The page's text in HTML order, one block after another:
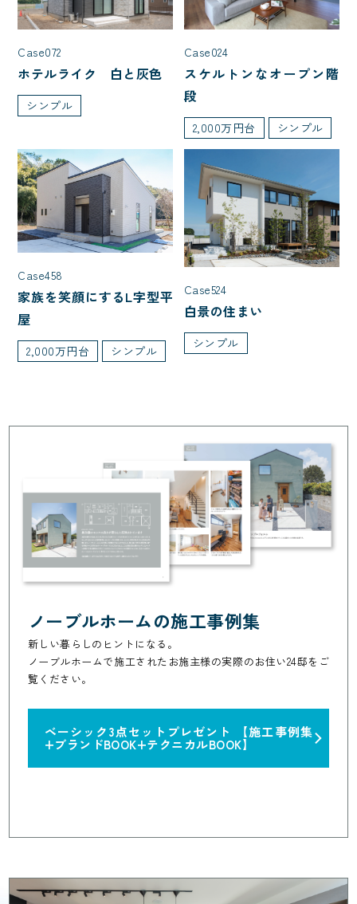
Case072
ホテルライク 白と灰色
シンプル
Case024
スケルトンなオープン階
段
2,000万円台 シンプル
Case458
家族を笑顔にするL字型平
屋
2,000万円台 シンプル
Case524
白景の住まい
シンプル
ノーブルホームの施工事例集
新しい暮らしのヒントになる。
ノーブルホームで施工されたお施主様の実際のお住い24邸をご
覧ください。
ベーシック3点セットプレゼント 【施工事例集
+ブランドBOOK+テクニカルBOOK】